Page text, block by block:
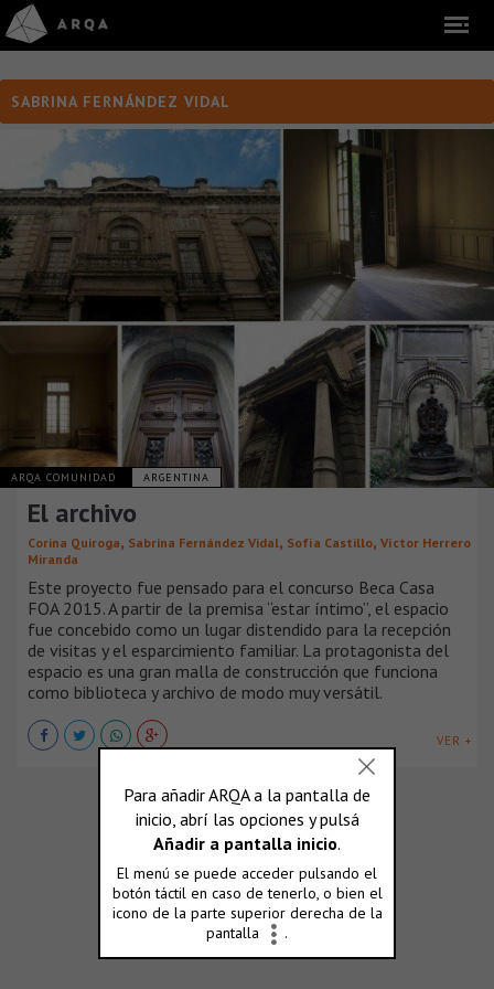
SABRINA FERNÁNDEZ VIDAL
ARQA COMUNIDAD ARGENTINA
El archivo
Corina Quiroga, Sabrina Fernández Vidal, Sofía Castillo, Víctor Herrero
Miranda
Este proyecto fue pensado para el concurso Beca Casa
FOA 2015. A partir de la premisa “estar íntimo”, el espacio
fue concebido como un lugar distendido para la recepción
de visitas y el esparcimiento familiar. La protagonista del
espacio es una gran malla de construcción que funciona
como biblioteca y archivo de modo muy versátil.
VER +